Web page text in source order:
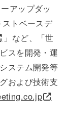
アップダッ
ストベースデ
」など、「世
スを開発・運
ステム開発等
および技術支